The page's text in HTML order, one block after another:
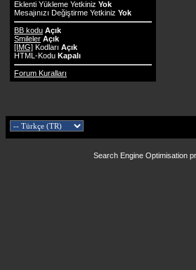
Eklenti Yükleme Yetkiniz Yok
Mesajınızı Değiştirme Yetkiniz Yok
BB kodu Açık
Smileler Açık
[IMG] Kodları Açık
HTML-Kodu Kapalı
Forum Kuralları
Search Engine Optimisation